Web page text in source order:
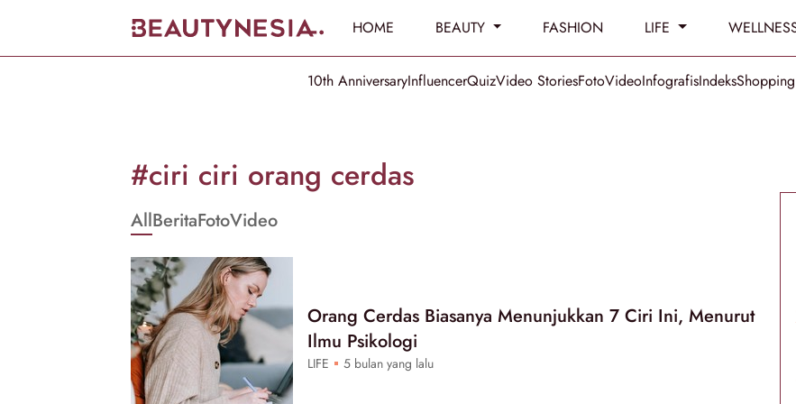
HOME BEAUTY FASHION LIFE
10th AnniversaryInfluencerQuizVideo StoriesFotoVideoInfografisIndeks
[GET_DATA_TITLE]
Beautynesia
#ciri ciri orang cerdas
AllBeritaFotoVideo
Orang Cerdas Biasanya Menunjukkan 7 Ciri Ini, Menurut
Ilmu Psikologi
LIFE 5 bulan yang lalu